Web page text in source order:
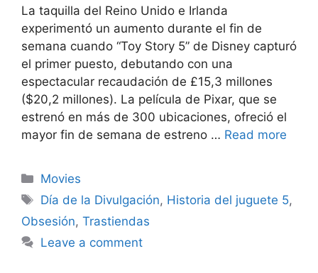
La taquilla del Reino Unido e Irlanda
experimentó un aumento durante el fin de
semana cuando “Toy Story 5” de Disney capturó
el primer puesto, debutando con una
espectacular recaudación de £15,3 millones
($20,2 millones). La película de Pixar, que se
estrenó en más de 300 ubicaciones, ofreció el
mayor fin de semana de estreno … Read more
Categories
Movies
Tags
Día de la Divulgación, Historia del juguete 5,
Obsesión, Trastiendas
Leave a comment